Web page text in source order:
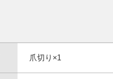
爪切り×1